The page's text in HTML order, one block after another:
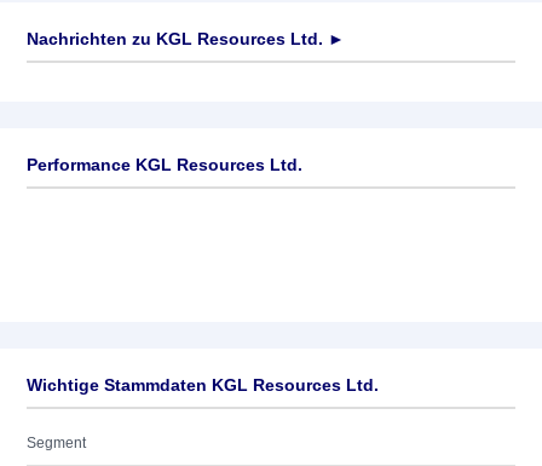
Nachrichten zu KGL Resources Ltd. ►
Performance KGL Resources Ltd.
Wichtige Stammdaten KGL Resources Ltd.
Segment